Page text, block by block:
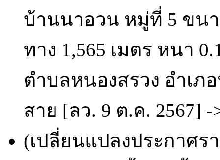
บ้านนาอวน หมู่ที่ 5 ขนา
ทาง 1,565 เมตร หนา
ตำบลหนองสรวง อำเภ
สาย [ลว. 9 ต.ค. 2567]
(เปลี่ยนแปลงประกาศร